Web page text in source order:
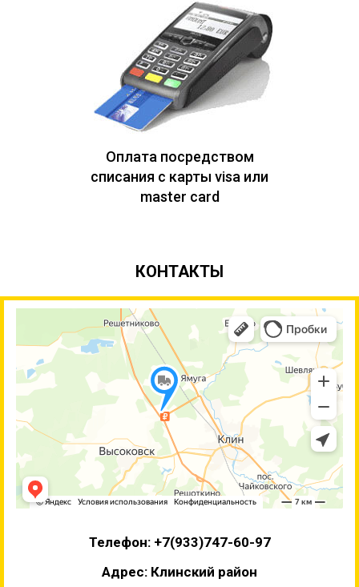
Оплата посредством
списания с карты visa или
master card
КОНТАКТЫ
Телефон: +7(933)747-60-97
Адрес: Клинский район